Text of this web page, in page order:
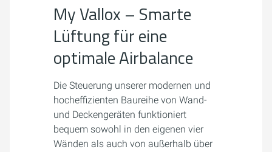
My Vallox – Smarte
Lüftung für eine
optimale Airbalance
Die Steuerung unserer modernen und
hocheffizienten Baureihe von Wand-
und Deckengeräten funktioniert
bequem sowohl in den eigenen vier
Wänden als auch von außerhalb über